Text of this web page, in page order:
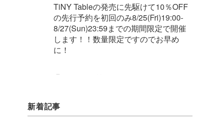
TiNY Tableの発売に先駆けて10％OFF
の先行予約を初回のみ8/25(Fri)19:00-
8/27(Sun)23:59までの期間限定で開催
します！！数量限定ですのでお早め
に！
Pep cycles@大阪
新着記事